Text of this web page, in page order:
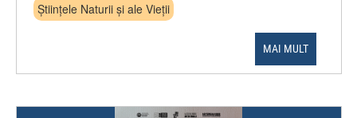
Științele Naturii și ale Vieții
MAI MULT